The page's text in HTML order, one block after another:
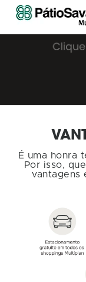
É uma honra
Por isso,
vantagens